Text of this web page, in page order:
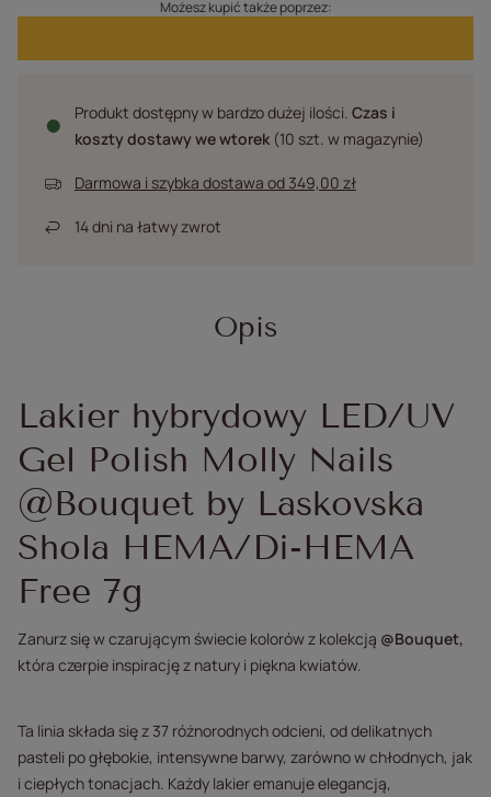
Możesz kupić także poprzez:
Produkt dostępny w bardzo dużej ilości Czas i
koszty dostawywe wtorek (10 szt. w magazynie)
Darmowa i szybka dostawa od 349,00 zł
14dni na łatwy zwrot
Opis
Lakier hybrydowy LED/UV
Gel Polish Molly Nails
@Bouquet by Laskovska
Shola HEMA/Di-HEMA
Free 7g
Zanurz się w czarującym świecie kolorów z kolekcją @Bouquet,
która czerpie inspirację z natury i piękna kwiatów.
Ta linia składa się z 37 różnorodnych odcieni, od delikatnych
pasteli po głębokie, intensywne barwy, zarówno w chłodnych, jak
i ciepłych tonacjach. Każdy lakier emanuje elegancją,